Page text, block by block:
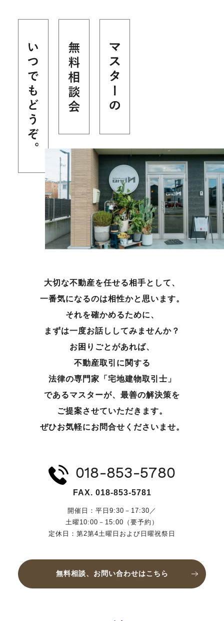
大切な不動産を任せる相手として、
一番気になるのは相性かと思います。
それを確かめるために、
まずは一度お話ししてみませんか？
お困りごとがあれば、
不動産取引に関する
法律の専門家「宅地建物取引士」
であるマスターが、 最善の解決策を
ご提案させていただきます。
ぜひお気軽にお問合せくださいませ。
018-853-5780
FAX. 018-853-5781
開催日：平日9:30－17:30／
土曜10:00－15:00（要予約）
定休日：第2第4土曜日および日曜祝祭日
無料相談、お問い合わせはこちら